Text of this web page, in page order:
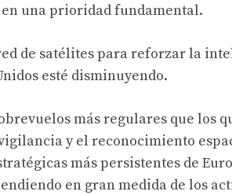
en una prioridad fundamental.
de satélites para reforzar la
esté disminuyendo.
más regulares que los
y el reconocimiento
más persistentes de
en gran medida de los